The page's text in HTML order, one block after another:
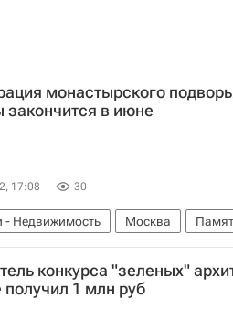
монастырского
в июне
17:08 30
- Недвижимость Москва
конкурса "зеленых"
1 млн руб